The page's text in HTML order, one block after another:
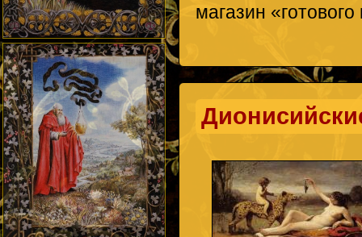
магазин «готового